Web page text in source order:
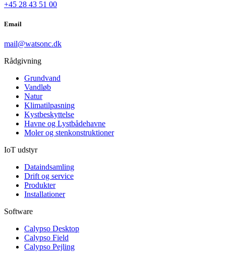
+45 28 43 51 00
Email
mail@watsonc.dk
Rådgivning
Grundvand
Vandløb
Natur
Klimatilpasning
Kystbeskyttelse
Havne og Lystbådehavne
Moler og stenkonstruktioner
IoT udstyr
Dataindsamling
Drift og service
Produkter
Installationer
Software
Calypso Desktop
Calypso Field
Calypso Pejling